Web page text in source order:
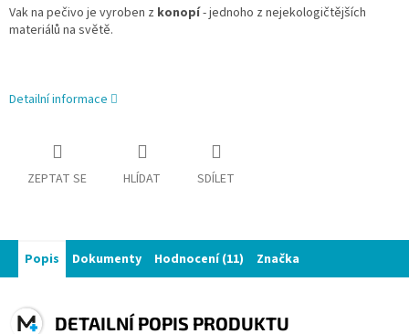
Vak na pečivo je vyroben z konopí- jednoho z nejekologičtějších
materiálů na světě.
Detailní informace
ZEPTAT SE HLÍDAT SDÍLET
Popis Dokumenty Hodnocení (11) Značka
DETAILNÍ POPIS PRODUKTU